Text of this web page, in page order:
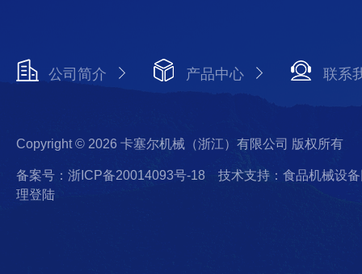
公司简介 产品中心 联系
Copyright © 2026 卡塞尔机械（浙江）有限公司 版权所有
备案号：浙ICP备20014093号-18
技术支持：食品机械设
理登陆